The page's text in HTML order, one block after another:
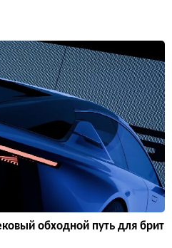
обходной путь для брит